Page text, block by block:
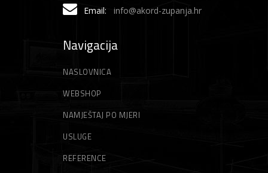
Email: info@akord-zupanja.hr
Navigacija
NASLOVNICA
WEBSHOP
NAMJEŠTAJ PO MJERI
USLUGE
REFERENCE